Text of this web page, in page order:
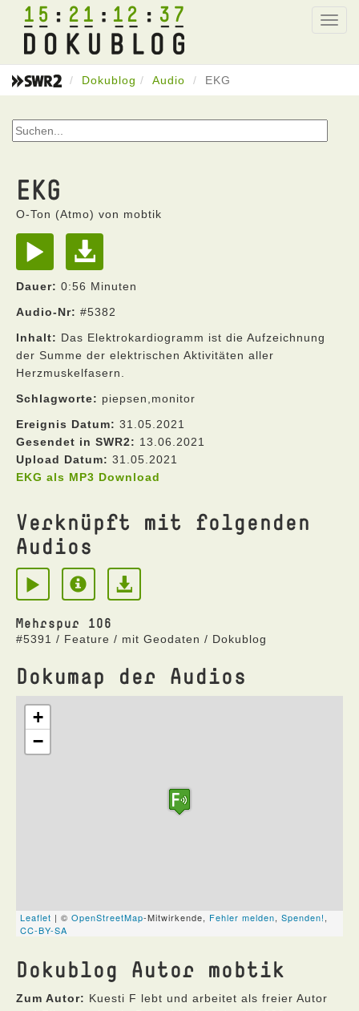
15 21 12 37
Dokublog Audio EKG
EKG
O-Ton (Atmo) von mobtik
Dauer: 0:56 Minuten
Audio-Nr: #5382
Inhalt: Das Elektrokardiogramm ist die Aufzeichnung
der Summe der elektrischen Aktivitäten aller
Herzmuskelfasern.
Schlagworte: piepsen,monitor
Ereignis Datum: 31.05.2021
Gesendet in SWR2: 13.06.2021
Upload Datum: 31.05.2021
EKG als MP3 Download
Verknüpft mit folgenden
Audios
Mehrspur 106
#5391 / Feature / mit Geodaten / Dokublog
Dokumap der Audios
Dokublog Autor mobtik
Zum Autor: Kuesti F lebt und arbeitet als freier Autor